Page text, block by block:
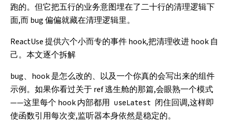
跑的。但它把五行的业务意图埋在了二十行的清理逻辑下
面,而 bug 偏偏就藏在清理逻辑里。
ReactUse提供六个小而专的事件 hook,把清理收进 hook 自
己。本文逐个拆解
bug、hook 是怎么改的、以及一个你真的会写出来的组件
示例。如果你看过关于 ref 逃生舱的那篇,会眼熟一个模式
——这里每个 hook 内部都用 useLatest 闭住回调,这样即
使函数引用每次变,监听器本身依然是稳定的。